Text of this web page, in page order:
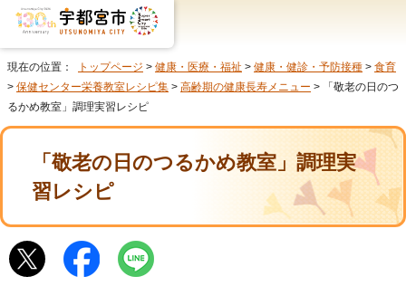
現在の位置： トップページ > 健康・医療・福祉 > 健康・健診・予防接種 > 食育
> 保健センター栄養教室レシピ集 > 高齢期の健康長寿メニュー > 「敬老の日のつ
るかめ教室」調理実習レシピ
「敬老の日のつるかめ教室」調理実
習レシピ